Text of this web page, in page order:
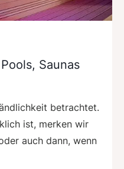
Saunas
betrachtet.
ist, merken wir
auch dann, wenn